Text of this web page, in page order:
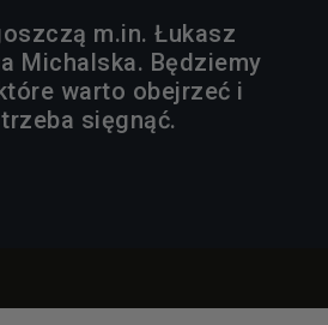
m.in. Łukasz
Michalska. Będziemy
warto obejrzeć i
sięgnąć.